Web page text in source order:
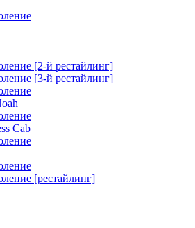
[2-й рестайлинг]
[3-й рестайлинг]
Cab
[рестайлинг]